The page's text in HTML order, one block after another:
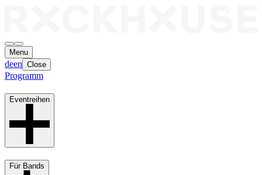
Menu
deen Close
Programm
Eventreihen
Für Bands